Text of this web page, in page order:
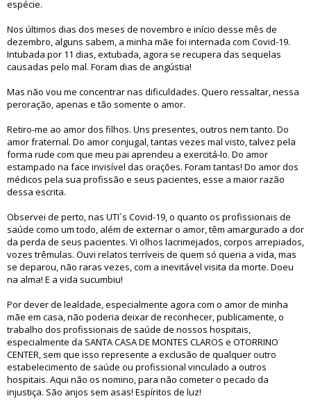
espécie.
Nos últimos dias dos meses de novembro e início desse mês de
dezembro, alguns sabem, a minha mãe foi internada com Covid-19.
Intubada por 11 dias, extubada, agora se recupera das sequelas
causadas pelo mal. Foram dias de angústia!
Mas não vou me concentrar nas dificuldades. Quero ressaltar, nessa
peroração, apenas e tão somente o amor.
Retiro-me ao amor dos filhos. Uns presentes, outros nem tanto. Do
amor fraternal. Do amor conjugal, tantas vezes mal visto, talvez pela
forma rude com que meu pai aprendeu a exercitá-lo. Do amor
estampado na face invisível das orações. Foram tantas! Do amor dos
médicos pela sua profissão e seus pacientes, esse a maior razão
dessa escrita.
Observei de perto, nas UTI`s Covid-19, o quanto os profissionais de
saúde como um todo, além de externar o amor, têm amargurado a dor
da perda de seus pacientes. Vi olhos lacrimejados, corpos arrepiados,
vozes trêmulas. Ouvi relatos terríveis de quem só queria a vida, mas
se deparou, não raras vezes, com a inevitável visita da morte. Doeu
na alma! E a vida sucumbiu!
Por dever de lealdade, especialmente agora com o amor de minha
mãe em casa, não poderia deixar de reconhecer, publicamente, o
trabalho dos profissionais de saúde de nossos hospitais,
especialmente da SANTA CASA DE MONTES CLAROS e OTORRINO
CENTER, sem que isso represente a exclusão de qualquer outro
estabelecimento de saúde ou profissional vinculado a outros
hospitais. Aqui não os nomino, para não cometer o pecado da
injustiça. São anjos sem asas! Espíritos de luz!